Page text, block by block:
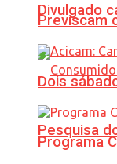
Divulgado
Pesquisa
Previscam
Dois
Programa